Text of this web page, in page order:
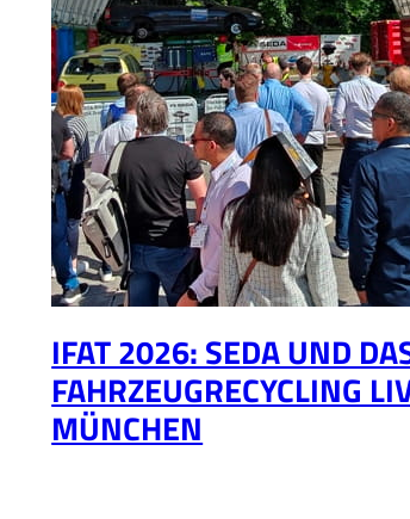
IFAT 2026: SEDA UND
FAHRZEUGRECYCLING
MÜNCHEN